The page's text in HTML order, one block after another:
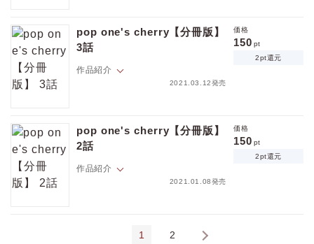
ることになった咲真だが、相変わらず翻弄されまくりで…！？
※本作品はWEB雑誌「equal vol.53」に収録されています。重複購入に
ご注意ください。
pop one's cherry【分冊版】
3話
作品紹介
2021.03.12発売
価格
150 pt
2pt還元
廉次にイかされる咲真。体はどんどん廉次を求め疼きだし…！
※本作品はWEB雑誌「equal vol.51」に収録されています。重複購入に
ご注意ください。
pop one's cherry【分冊版】
2話
作品紹介
2021.01.08発売
価格
150 pt
2pt還元
※本作品はWEB雑誌「equal vol.49」に収録されています。重複購入に
1 2 ›
ログイン 会員登録